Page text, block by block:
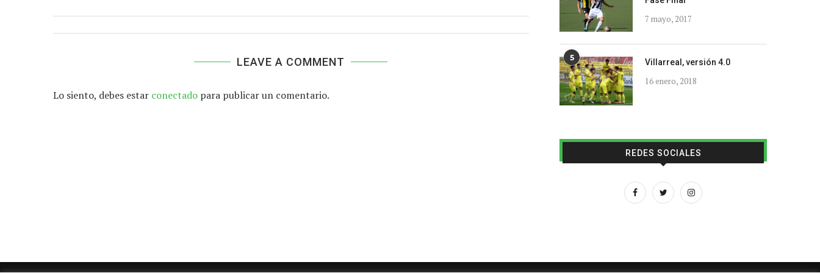
LEAVE A COMMENT
Lo siento, debes estar conectado para publicar un comentario.
7 mayo, 2017
5 Villarreal, versión 4.0
16 enero, 2018
REDES SOCIALES